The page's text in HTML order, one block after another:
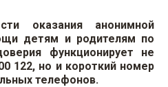
оказания анонимной
детям и родителям по
функционирует не
122, но и короткий номер
телефонов.